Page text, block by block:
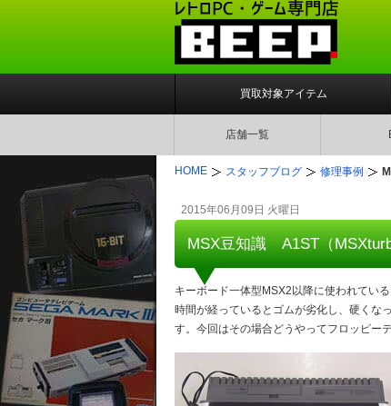
買取対象アイテム
店舗一覧
HOME スタッフブログ 修理事例
2015年06月09日 火曜日
MSX豆知識 A1ST（
キーボード一体型MSX2以降に使われてい
時間が経っているとゴムが劣化し、硬くな
す。今回はその場合どうやってフロッピー